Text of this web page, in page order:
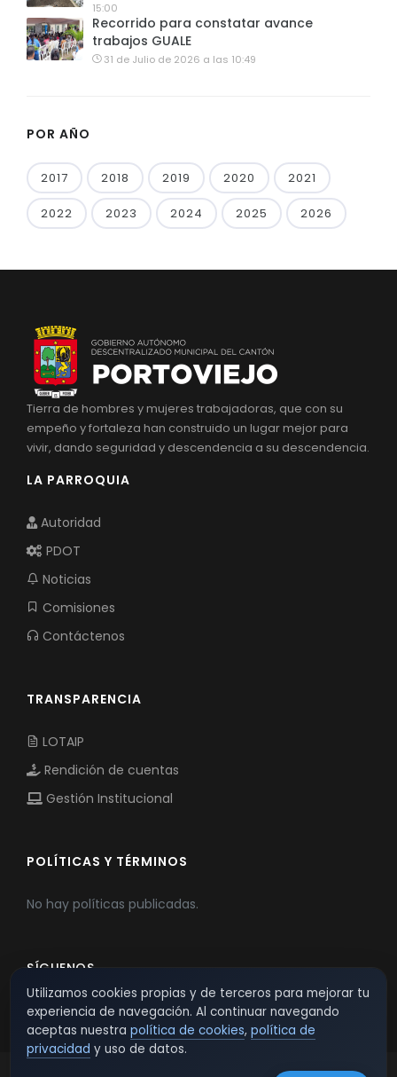
15:00
Recorrido para constatar avance
trabajos GUALE
31 de Julio de 2026 a las 10:49
POR AÑO
2017 2018 2019 2020 2021
2022 2023 2024 2025 2026
Tierra de hombres y mujeres trabajadoras, que con su
empeño y fortaleza han construido un lugar mejor para
vivir, dando seguridad y descendencia a su descendencia.
LA PARROQUIA
Autoridad
PDOT
Noticias
Comisiones
Contáctenos
TRANSPARENCIA
LOTAIP
Rendición de cuentas
Gestión Institucional
POLÍTICAS Y TÉRMINOS
No hay políticas publicadas.
SÍGUENOS
Utilizamos cookies propias y de terceros para mejorar tu
experiencia de navegación. Al continuar navegando
aceptas nuestra política de cookies, política de
privacidad y uso de datos.